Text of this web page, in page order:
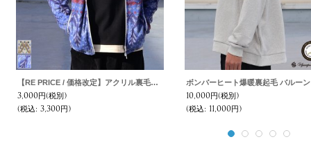
【RE PRICE / 価格改定】アクリル裏毛ノースフォレスト起毛フードジャケット【MADE IN JAPAN】『日本製』/ Upscape Audience
3,000円(税別)
(税込: 3,300円)
10,000円(税別)
(税込: 11,000円)